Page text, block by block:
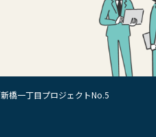
新橋一丁目プロジェクトNo.5